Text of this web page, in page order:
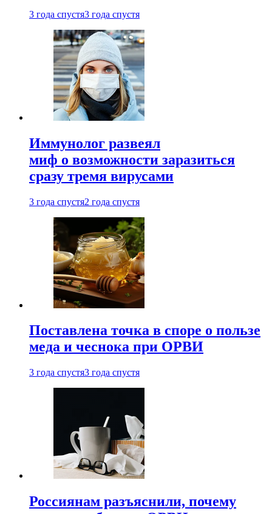
3 года спустя3 года спустя
Иммунолог развеял
миф о возможности заразиться
сразу тремя вирусами
3 года спустя2 года спустя
Поставлена точка в споре о пользе
меда и чеснока при ОРВИ
3 года спустя3 года спустя
Россиянам разъяснили, почему